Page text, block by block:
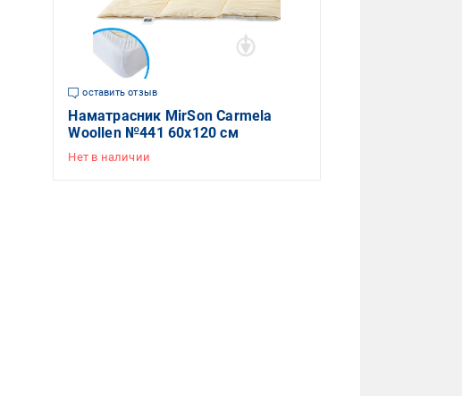
оставить отзыв
Наматрасник MirSon Carmela
Woollen №441 60x120 см
Нет в наличии